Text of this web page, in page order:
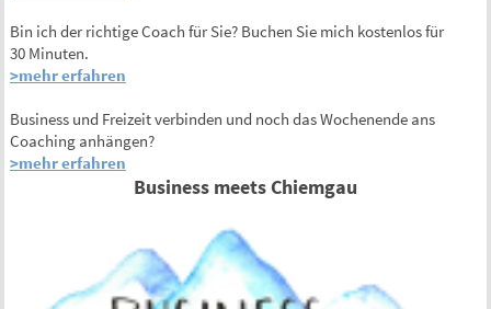
Bin ich der richtige Coach für Sie? Buchen Sie mich kostenlos für
30 Minuten.
>mehr erfahren
Business und Freizeit verbinden und noch das Wochenende ans
Coaching anhängen?
>mehr erfahren
Business meets Chiemgau